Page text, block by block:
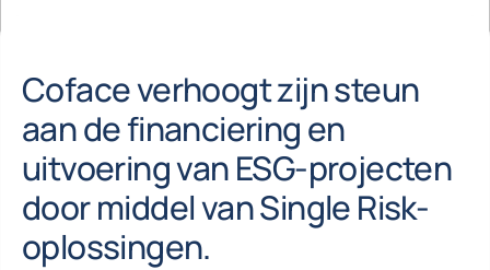
Coface verhoogt zijn steun
aan de financiering en
uitvoering van ESG-projecten
door middel van Single Risk-
oplossingen.